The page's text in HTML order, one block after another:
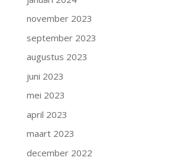
november 2023
september 2023
augustus 2023
juni 2023
mei 2023
april 2023
maart 2023
december 2022